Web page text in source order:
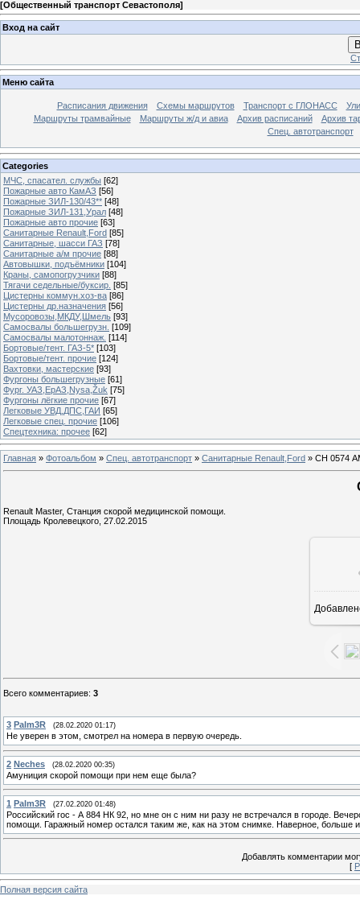
[Общественный транспорт Севастополя]
Вход на сайт
Меню сайта
Расписания движения Схемы маршрутов Транспорт с ГЛОНАСС
Маршруты трамвайные
Маршруты ж/д и авиа Архив расписаний
Архив
Спец. автотранспорт
Categories
МЧС, спасател. службы [62]
Пожарные авто КамАЗ [56]
Пожарные ЗИЛ-130/43** [48]
Пожарные ЗИЛ-131,Урал [48]
Пожарные авто прочие [63]
Санитарные Renault,Ford [85]
Санитарные, шасси ГАЗ [78]
Санитарные а/м прочие [88]
Автовышки, подъёмники [104]
Краны, самопогрузчики [88]
Тягачи седельные/буксир. [85]
Цистерны коммун.хоз-ва [86]
Цистерны др.назначения [56]
Мусоровозы,МКДУ,Шмель [93]
Самосвалы большегрузн. [109]
Самосвалы малотоннаж. [114]
Бортовые/тент. ГАЗ-5* [103]
Бортовые/тент. прочие [124]
Вахтовки, мастерские [93]
Фургоны большегрузные [61]
Фург. УАЗ,ЕрАЗ,Nysa,Žuk [75]
Фургоны лёгкие прочие [67]
Легковые УВД,ДПС,ГАИ [65]
Легковые спец. прочие [106]
Спецтехника: прочее [62]
Главная » Фотоальбом » Спец. автотранспорт » Санитарные Renault,Ford » СН 0574
Renault Master, Станция скорой медицинской помощи.
Площадь Кролевецкого, 27.02.2015
Всего комментариев: 3
3 Palm3R (28.02.2020 01:17)
Не уверен в этом, смотрел на номера в первую очередь.
2 Neches (28.02.2020 00:35)
Амуниция скорой помощи при нем еще была?
1 Palm3R (27.02.2020 01:48)
Российский гос - А 884 НК 92, но мне он с ним ни разу не встречался в городе.
помощи. Гаражный номер остался таким же, как на этом снимке. Наверное, больше
Добавлять комментарии
[
Полная версия сайта